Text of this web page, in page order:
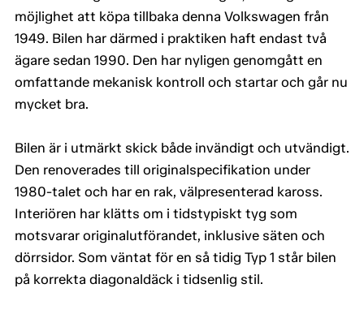
möjlighet att köpa tillbaka denna Volkswagen från
1949. Bilen har därmed i praktiken haft endast två
ägare sedan 1990. Den har nyligen genomgått en
omfattande mekanisk kontroll och startar och går nu
mycket bra.
Bilen är i utmärkt skick både invändigt och utvändigt.
Den renoverades till originalspecifikation under
1980-talet och har en rak, välpresenterad kaross.
Interiören har klätts om i tidstypiskt tyg som
motsvarar originalutförandet, inklusive säten och
dörrsidor. Som väntat för en så tidig Typ 1 står bilen
på korrekta diagonaldäck i tidsenlig stil.